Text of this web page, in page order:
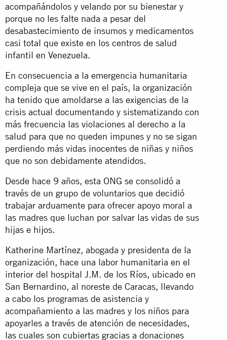
acompañándolos y velando por su bienestar y
porque no les falte nada a pesar del
desabastecimiento de insumos y medicamentos
casi total que existe en los centros de salud
infantil en Venezuela.
En consecuencia a la emergencia humanitaria
compleja que se vive en el país, la organización
ha tenido que amoldarse a las exigencias de la
crisis actual documentando y sistematizando con
más frecuencia las violaciones al derecho a la
salud para que no queden impunes y no se sigan
perdiendo más vidas inocentes de niñas y niños
que no son debidamente atendidos.
Desde hace 9 años, esta ONG se consolidó a
través de un grupo de voluntarios que decidió
trabajar arduamente para ofrecer apoyo moral a
las madres que luchan por salvar las vidas de sus
hijas e hijos.
Katherine Martínez, abogada y presidenta de la
organización, hace una labor humanitaria en el
interior del hospital J.M. de los Ríos, ubicado en
San Bernardino, al noreste de Caracas, llevando
a cabo los programas de asistencia y
acompañamiento a las madres y los niños para
apoyarles a través de atención de necesidades,
las cuales son cubiertas gracias a donaciones